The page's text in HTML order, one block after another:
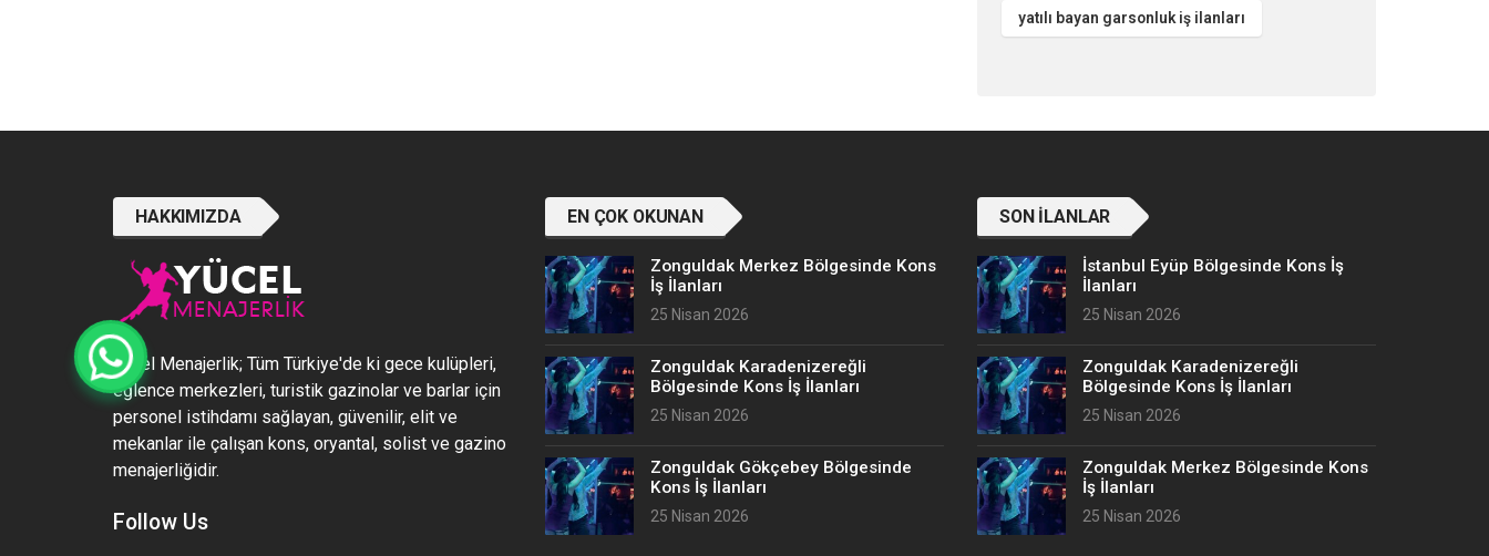
yatılı bayan garsonluk iş ilanları
HAKKIMIZDA
Yücel Menajerlik; Tüm Türkiye'de ki gece kulüpleri,
eğlence merkezleri, turistik gazinolar ve barlar için
personel istihdamı sağlayan, güvenilir, elit ve
mekanlar ile çalışan kons, oryantal, solist ve gazino
menajerliğidir.
Follow Us
EN ÇOK OKUNAN
Zonguldak Merkez Bölgesinde Kons
İş İlanları
25 Nisan 2026
Zonguldak Karadenizereğli
Bölgesinde Kons İş İlanları
25 Nisan 2026
Zonguldak Gökçebey Bölgesinde
Kons İş İlanları
25 Nisan 2026
SON İLANLAR
İstanbul Eyüp Bölgesinde Kons İş
İlanları
25 Nisan 2026
Zonguldak Karadenizereğli
Bölgesinde Kons İş İlanları
25 Nisan 2026
Zonguldak Merkez Bölgesinde Kons
İş İlanları
25 Nisan 2026